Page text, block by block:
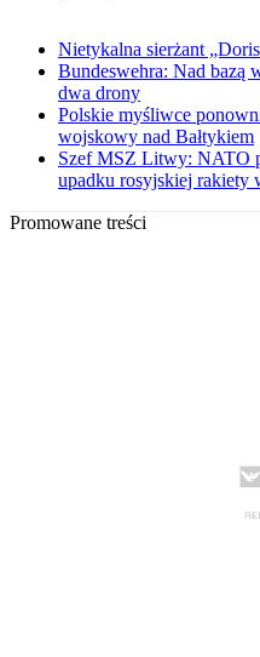
Nietykalna sierżant
Bundeswehra: Nad bazą
dwa drony
Polskie myśliwce
wojskowy nad Bałtykiem
Szef MSZ Litwy: NATO
upadku rosyjskiej rakiety
Promowane treści